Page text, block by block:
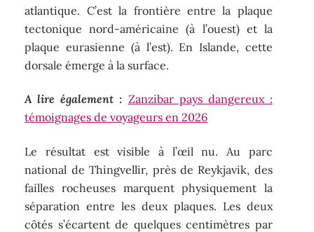
atlantique. C’est la frontière entre la plaque
tectonique nord-américaine (à l’ouest) et la
plaque eurasienne (à l’est). En Islande, cette
dorsale émerge à la surface.
A lire également : Zanzibar pays dangereux :
témoignages de voyageurs en 2026
Le résultat est visible à l’œil nu. Au parc
national de Thingvellir, près de Reykjavik, des
failles rocheuses marquent physiquement la
séparation entre les deux plaques. Les deux
côtés s’écartent de quelques centimètres par